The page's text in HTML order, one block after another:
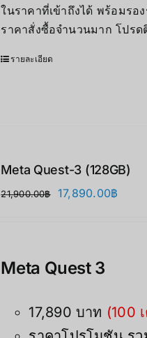
ในราคาที่เข้าถึงได้ พร้อมรอ
ราคาสั่งซื้อจำนวนมาก โปรด
รายละเอียด
Meta Quest-3 (128GB)
21,900.00฿
Original
17,890.00฿
Meta Quest 3
17,890 บาท (100